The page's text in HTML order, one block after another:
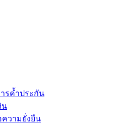
ารค้ำประกัน
น
วามยั่งยืน